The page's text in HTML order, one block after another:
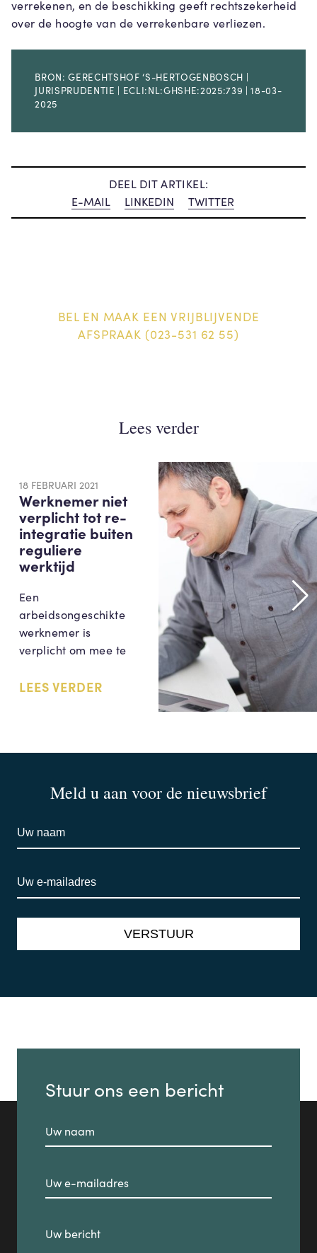
verrekenen, en de beschikking geeft rechtszekerheid
over de hoogte van de verrekenbare verliezen.
BRON: GERECHTSHOF ‘S-HERTOGENBOSCH |
JURISPRUDENTIE | ECLI:NL:GHSHE:2025:739 | 18-03-
2025
DEEL DIT ARTIKEL:
E-MAIL
LINKEDIN TWITTER
BEL EN MAAK EEN VRIJBLIJVENDE
AFSPRAAK (023-531 62 55)
Lees verder
18 FEBRUARI 2021
Werknemer niet
verplicht tot re-
integratie buiten
reguliere
werktijd
Een
arbeidsongeschikte
werknemer is
verplicht om mee te
LEES VERDER
Meld u aan voor de nieuwsbrief
Stuur ons een bericht